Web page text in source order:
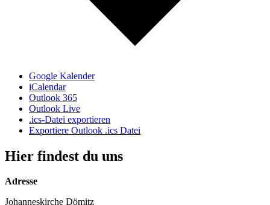
Google Kalender
iCalendar
Outlook 365
Outlook Live
.ics-Datei exportieren
Exportiere Outlook .ics Datei
Hier findest du uns
Adresse
Johanneskirche Dömitz